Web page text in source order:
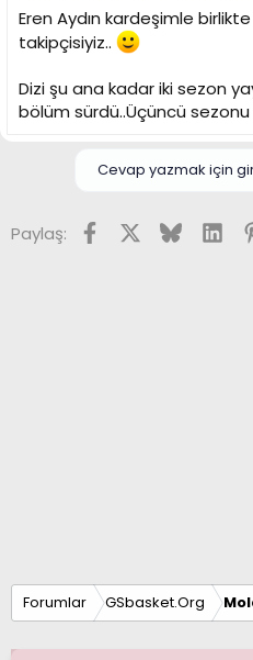
Eren Aydın kardeşimle birlikte
takipçisiyiz..
Dizi şu ana kadar iki sezon
bölüm sürdü..Üçüncü
Cevap yazmak için
Paylaş: FacebookX (Twitter)
Bluesky
Forumlar GSbasket.Org